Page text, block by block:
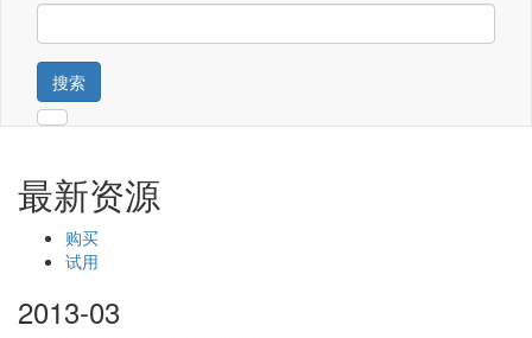
搜索
最新资源
购买
试用
2013-03